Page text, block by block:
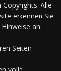
Alle
erkennen Sie
an,
Seiten